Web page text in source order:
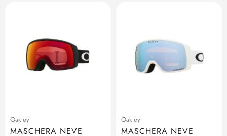
Oakley
MASCHERA NEVE
Oakley
MASCHERA NEVE